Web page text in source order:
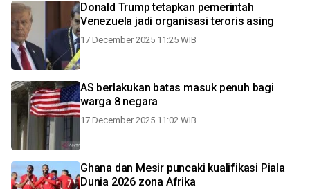
Donald Trump tetapkan pemerintah
Venezuela jadi organisasi teroris asing
17 December 2025 11:25 WIB
AS berlakukan batas masuk penuh bagi
warga 8 negara
17 December 2025 11:02 WIB
Ghana dan Mesir puncaki kualifikasi Piala
Dunia 2026 zona Afrika